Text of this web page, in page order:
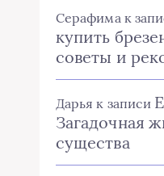
Серафима к
купить
советы и
Дарья к записи
Загадочная
существа